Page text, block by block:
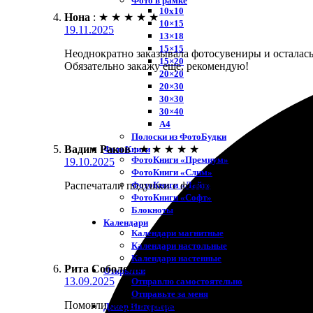
10х10
10×15
13×18
15×15
15×20
20×20
20×30
30×30
30×40
A4
Полоски из ФотоБудки
ФотоКниги
ФотоКниги «Премиум»
ФотоКниги «Слим»
ФотоКниги «Лайт»
ФотоКниги «Софт»
Блокноты
Календари
Календари магнитные
Календари настольные
Календари настенные
Открытки
Отправлю самостоятельно
Отправьте за меня
Декор Интерьера
Нона : ★ ★ ★ ★ ★
19.11.2025
Неоднократно заказывала фотосувениры и
Обязательно закажу еще, рекомендую!
Вадим Раков : ★ ★ ★ ★ ★
19.10.2025
Распечатали подушки с фотографиями. Заказ
Рита Соболева :
13.09.2025
Помогли создать уникальные подушки с фото!